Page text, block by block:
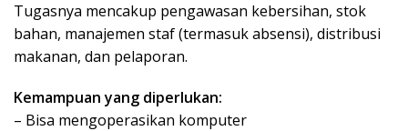
Tugasnya mencakup pengawasan kebersihan, stok
bahan, manajemen staf (termasuk absensi), distribusi
makanan, dan pelaporan.
Kemampuan yang diperlukan:
– Bisa mengoperasikan komputer